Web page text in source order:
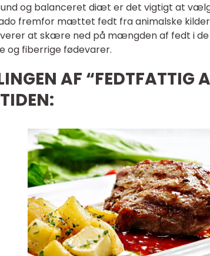
og balanceret diæt er det vigtigt at
fremfor mættet fedt fra animalske
at skære ned på mængden af fedt i
og fiberrige fødevarer.
AF “FEDTFATTIG